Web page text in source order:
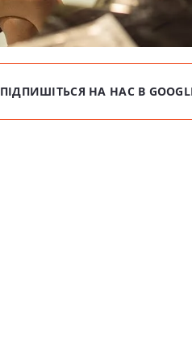
ПІДПИШІТЬСЯ НА НАС В